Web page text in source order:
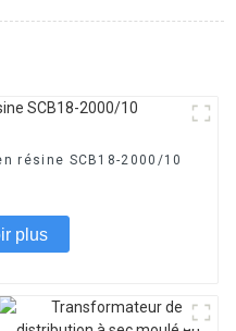
résine SCB18-2000/10
plus